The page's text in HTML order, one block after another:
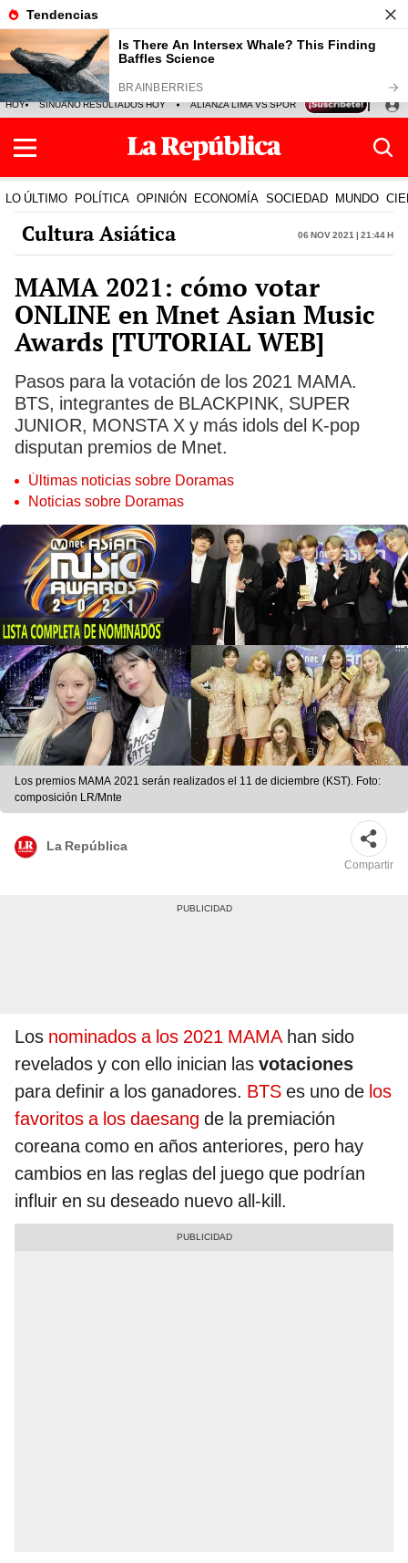
HOY SINUANO RESULTADOS HOY ALIANZA LIMA VS SPORT BOYS JORGE
LO ÚLTIMO POLÍTICA OPINIÓN ECONOMÍA SOCIEDAD MUNDO
Cultura Asiática 06 Nov 2021 | 21:44 h
MAMA 2021: cómo votar
ONLINE en Mnet Asian Music
Awards [TUTORIAL WEB]
Pasos para la votación de los 2021 MAMA.
BTS, integrantes de BLACKPINK, SUPER
JUNIOR, MONSTA X y más idols del K-pop
disputan premios de Mnet.
Últimas noticias sobre Doramas
Noticias sobre Doramas
Los premios MAMA 2021 serán realizados el 11 de diciembre (KST). Foto:
composición LR/Mnte
La República
Compartir
Los nominados a los 2021 MAMA han sido
revelados y con ello inician las votaciones
para definir a los ganadores. BTS es uno de los
favoritos a los daesang de la premiación
coreana como en años anteriores, pero hay
cambios en las reglas del juego que podrían
influir en su deseado nuevo all-kill.